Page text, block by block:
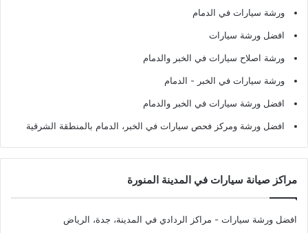
ورشة سيارات في الدمام
افضل ورشة سيارات
ورشة اصلاح سيارات في الخبر والدمام
ورشة سيارات في الخبر - الدمام
افضل ورشة سيارات في الخبر والدمام
افضل ورشة ومركز فحص سيارات في الخبر، الدمام بالمنطقة الشرقية
مراكز صيانة سيارات في المدينة المنورة
افضل ورشة سيارات - مراكز الردادي في المدينة، جدة، الرياض